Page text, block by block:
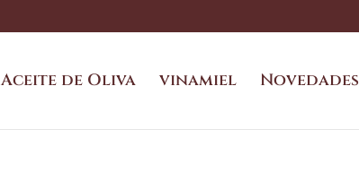
Aceite de Oliva vinamiel Novedades